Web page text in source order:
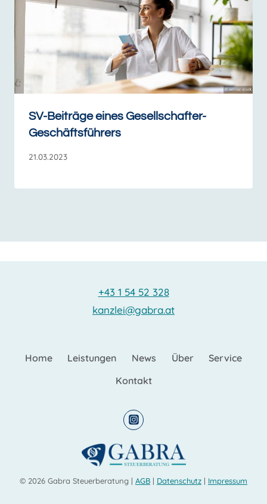
SV-Beiträge eines Gesellschafter-
Geschäftsführers
21.03.2023
+43 1 54 52 328
kanzlei@gabra.at
Home Leistungen News Über
Service
Kontakt
© 2026 Gabra Steuerberatung | AGB | Datenschutz | Impressum